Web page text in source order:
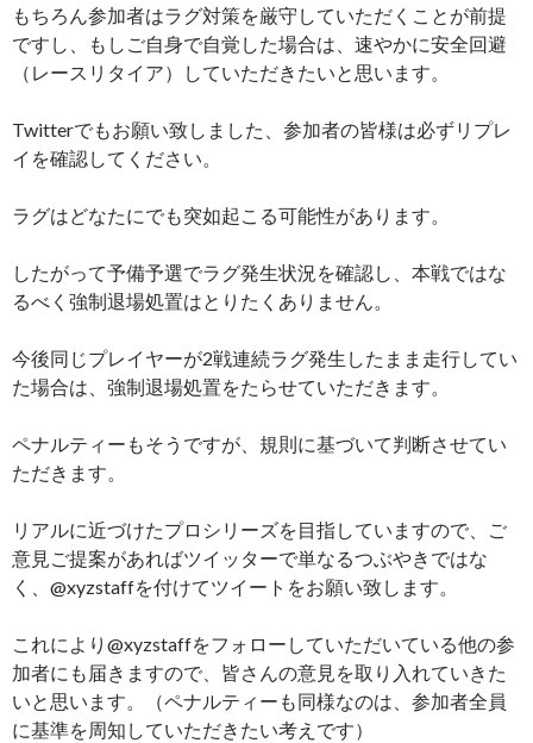
もちろん参加者はラグ対策を厳守していただくことが前提
ですし、もしご自身で自覚した場合は、速やかに安全回避
（レースリタイア）していただきたいと思います。
Twitterでもお願い致しました、参加者の皆様は必ずリプレ
イを確認してください。
ラグはどなたにでも突如起こる可能性があります。
したがって予備予選でラグ発生状況を確認し、本戦ではな
るべく強制退場処置はとりたくありません。
今後同じプレイヤーが2戦連続ラグ発生したまま走行してい
た場合は、強制退場処置をたらせていただきます。
ペナルティーもそうですが、規則に基づいて判断させてい
ただきます。
リアルに近づけたプロシリーズを目指していますので、ご
意見ご提案があればツイッターで単なるつぶやきではな
く、@xyzstaffを付けてツイートをお願い致します。
これにより@xyzstaffをフォローしていただいている他の参
加者にも届きますので、皆さんの意見を取り入れていきた
いと思います。（ペナルティーも同様なのは、参加者全員
に基準を周知していただきたい考えです）